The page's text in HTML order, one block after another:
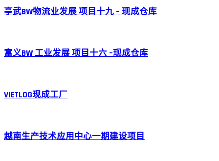
亭武BW物流业发展 项目十九 – 现成仓库
富义BW 工业发展 项目十六 –现成仓库
VIETLOG现成工厂
越南生产技术应用中心一期建设项目